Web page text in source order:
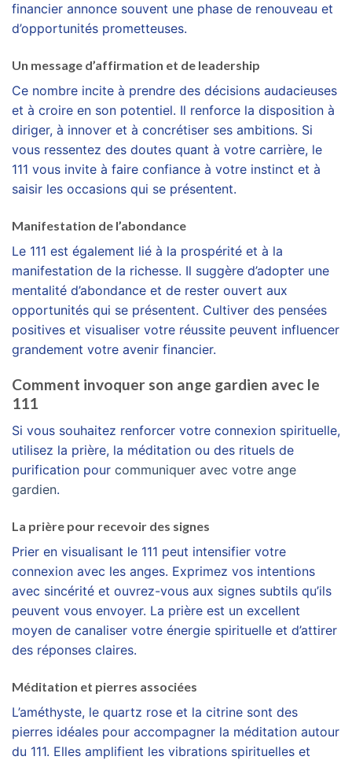
financier annonce souvent une phase de renouveau et
d’opportunités prometteuses.
Un message d’affirmation et de leadership
Ce nombre incite à prendre des décisions audacieuses
et à croire en son potentiel. Il renforce la disposition à
diriger, à innover et à concrétiser ses ambitions. Si
vous ressentez des doutes quant à votre carrière, le
111 vous invite à faire confiance à votre instinct et à
saisir les occasions qui se présentent.
Manifestation de l’abondance
Le 111 est également lié à la prospérité et à la
manifestation de la richesse. Il suggère d’adopter une
mentalité d’abondance et de rester ouvert aux
opportunités qui se présentent. Cultiver des pensées
positives et visualiser votre réussite peuvent influencer
grandement votre avenir financier.
Comment invoquer son ange gardien avec le
111
Si vous souhaitez renforcer votre connexion spirituelle,
utilisez la prière, la méditation ou des rituels de
purification pour communiquer avec votre ange
gardien.
La prière pour recevoir des signes
Prier en visualisant le 111 peut intensifier votre
connexion avec les anges. Exprimez vos intentions
avec sincérité et ouvrez-vous aux signes subtils qu’ils
peuvent vous envoyer. La prière est un excellent
moyen de canaliser votre énergie spirituelle et d’attirer
des réponses claires.
Méditation et pierres associées
L’améthyste, le quartz rose et la citrine sont des
pierres idéales pour accompagner la méditation autour
du 111. Elles amplifient les vibrations spirituelles et